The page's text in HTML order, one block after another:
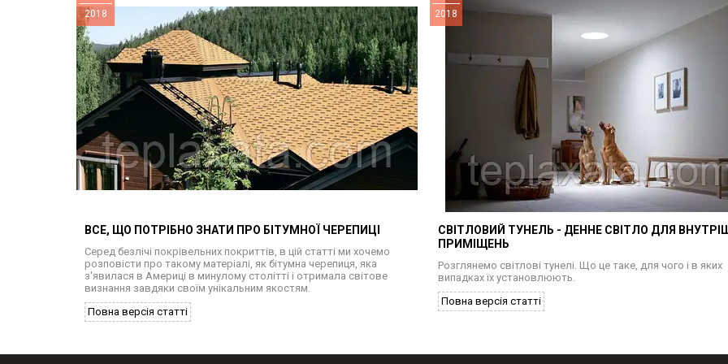
2018
ВСЕ, ЩО ПОТРІБНО ЗНАТИ ПРО БІТУМНОЇ ЧЕРЕПИЦІ
Серед безлічі покрівельних покриттів, в цій статті ми хочемо
розповісти про такому матеріалі, як бітумна черепиця, яка
з'явилася в Америці в минулому столітті і отримала світове
визнання завдяки своїм унікальним якостям.
Повна версія статті
2018
СВІТЛОВИЙ ТУНЕЛЬ - ДЕННЕ СВІТЛО ДЛЯ
ПРИМІЩЕНЬ
Розглянемо світлові тунелі. Що це таке, для чого і в яких
випадках їх установлюють.
Повна версія статті